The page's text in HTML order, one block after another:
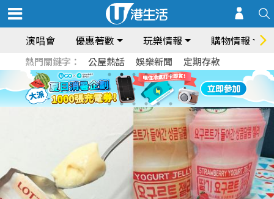
演唱會 優惠著數 玩樂情報 購物情報
熱門關鍵字： 公屋熱話 娛樂新聞 定期存款